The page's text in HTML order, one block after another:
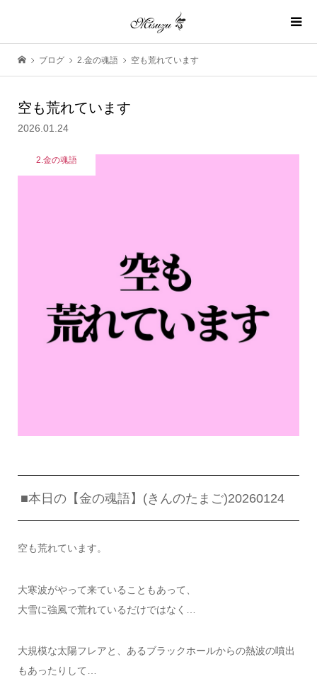
ブログ 2.金の魂語 空も荒れています
空も荒れています
2026.01.24
2.金の魂語
■本日の【金の魂語】(きんのたまご)20260124
空も荒れています。
大寒波がやって来ていることもあって、
大雪に強風で荒れているだけではなく…
大規模な太陽フレアと、あるブラックホールからの熱波の噴出
もあったりして…